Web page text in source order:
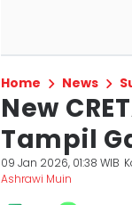
Home News
New
Tampil
09 Jan 2026, 01:38 WIB
Ashrawi Muin